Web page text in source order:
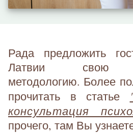
Рада предложить
Латвии свою
методологию. Более
прочитать в статье
консультация
прочего, там Вы